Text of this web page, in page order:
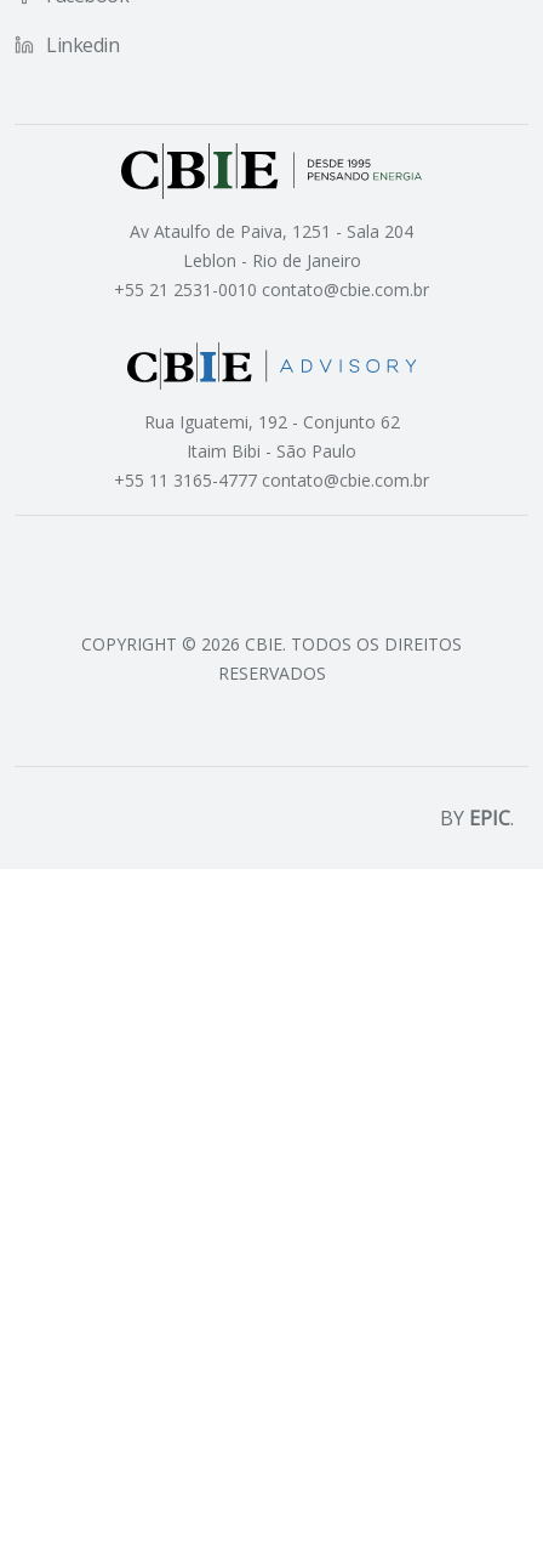
Linkedin
Av Ataulfo de Paiva, 1251 - Sala 204
Leblon - Rio de Janeiro
+55 21 2531-0010 contato@cbie.com.br
Rua Iguatemi, 192 - Conjunto 62
Itaim Bibi - São Paulo
+55 11 3165-4777 contato@cbie.com.br
COPYRIGHT © 2026 CBIE. TODOS OS DIREITOS
RESERVADOS
BY EPIC.